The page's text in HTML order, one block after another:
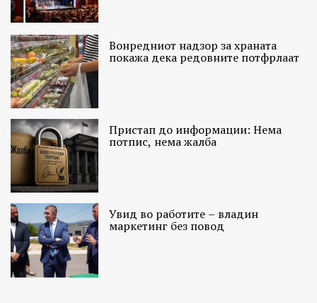
Вонредниот надзор за храната
покажа дека редовните потфрлаат
Пристап до информации: Нема
потпис, нема жалба
Увид во работите – владин
маркетинг без повод